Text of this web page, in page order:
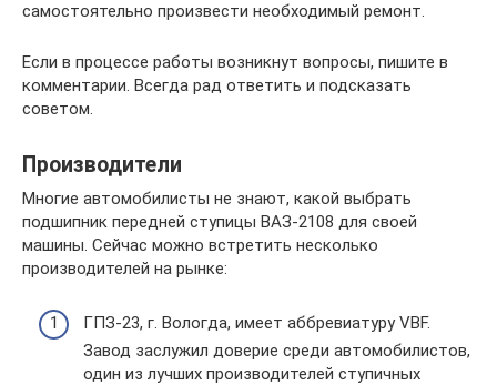
самостоятельно произвести необходимый ремонт.
Если в процессе работы возникнут вопросы, пишите в
комментарии. Всегда рад ответить и подсказать
советом.
Производители
Многие автомобилисты не знают, какой выбрать
подшипник передней ступицы ВАЗ-2108 для своей
машины. Сейчас можно встретить несколько
производителей на рынке:
ГПЗ-23, г. Вологда, имеет аббревиатуру VBF.
Завод заслужил доверие среди автомобилистов,
один из лучших производителей ступичных